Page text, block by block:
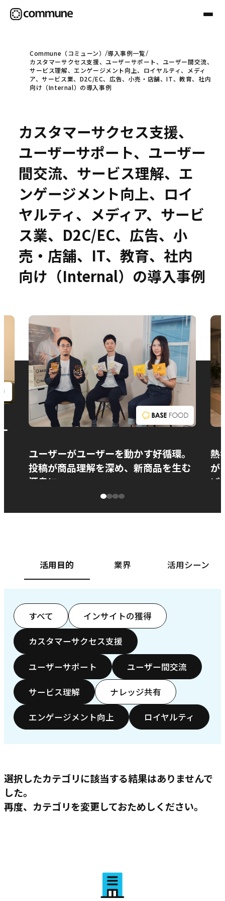
Communeについて
事例
セミナー
お役立ち情報
お問い合わせ
Commune（コミューン）
導入事例一覧
カスタマーサクセス支援、ユーザーサポート、ユーザー間交流、
サービス理解、エンゲージメント向上、ロイヤルティ、メディ
ア、サービス業、D2C/EC、広告、小売・店舗、IT、教育、社内
向け（Internal）の導入事例
カスタマーサクセス支援、
ユーザーサポート、ユーザー
間交流、サービス理解、エ
ンゲージメント向上、ロイ
ヤルティ、メディア、サービ
ス業、D2C/EC、広告、小
売・店舗、IT、教育、社内
向け（Internal）の導入事例
ユーザーがユーザーを動かす好循環。
投稿が商品理解を深め、新商品を生む
源泉に
熱
が
ぱ
活用目的 業界 活用シーン
すべて インサイトの獲得
カスタマーサクセス支援
ユーザーサポート ユーザー間交流
サービス理解 ナレッジ共有
エンゲージメント向上 ロイヤルティ
選択したカテゴリに該当する結果はありませんで
した。
再度、カテゴリを変更しておためしください。